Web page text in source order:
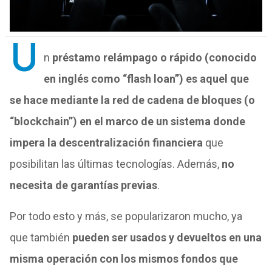
U n préstamo relámpago o rápido (conocido
en inglés como “flash loan”) es aquel que
se hace mediante la red de cadena de bloques (o
“blockchain”) en el marco de un sistema donde
impera la descentralización financiera que
posibilitan las últimas tecnologías. Además, no
necesita de garantías previas.
Por todo esto y más, se popularizaron mucho, ya
que también pueden ser usados y devueltos en una
misma operación con los mismos fondos que